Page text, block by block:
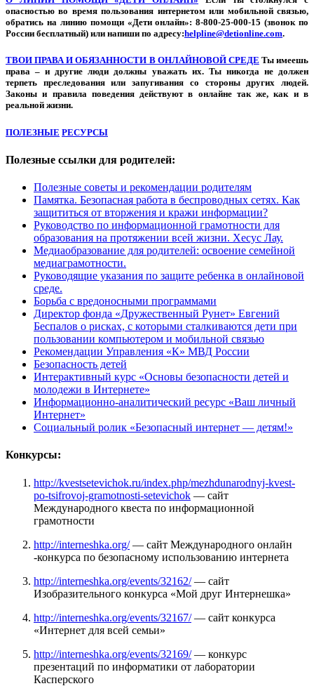
опасностью во время пользования интернетом или мобильной связью,
обратись на линию помощи «Дети онлайн»: 8-800-25-000-15 (звонок по
России бесплатный) или напиши по адресу:helpline@detionline.com.
ТВОИ ПРАВА И ОБЯЗАННОСТИ В ОНЛАЙНОВОЙ СРЕДЕ Ты имеешь
права – и другие люди должны уважать их. Ты никогда не должен
терпеть преследования или запугивания со стороны других людей.
Законы и правила поведения действуют в онлайне так же, как и в
реальной жизни.
ПОЛЕЗНЫЕ РЕСУРСЫ
Полезные ссылки для родителей:
Полезные советы и рекомендации родителям
Памятка. Безопасная работа в беспроводных сетях. Как
защититься от вторжения и кражи информации?
Руководство по информационной грамотности для
образования на протяжении всей жизни. Хесус Лау.
Медиаобразование для родителей: освоение семейной
медиаграмотности.
Руководящие указания по защите ребенка в онлайновой
среде.
Борьба с вредоносными программами
Директор фонда «Дружественный Рунет» Евгений
Беспалов о рисках, с которыми сталкиваются дети при
пользовании компьютером и мобильной связью
Рекомендации Управления «К» МВД России
Безопасность детей
Интерактивный курс «Основы безопасности детей и
молодежи в Интернете»
Информационно-аналитический ресурс «Ваш личный
Интернет»
Социальный ролик «Безопасный интернет — детям!»
Конкурсы:
http://kvestsetevichok.ru/index.php/mezhdunarodnyj-kvest-
po-tsifrovoj-gramotnosti-setevichok — сайт
Международного квеста по информационной
грамотности
http://interneshka.org/— сайт Международного онлайн
-конкурса по безопасному использованию интернета
http://interneshka.org/events/32162/— сайт
Изобразительного конкурса «Мой друг Интернешка»
http://interneshka.org/events/32167/— сайт конкурса
«Интернет для всей семьи»
http://interneshka.org/events/32169/— конкурс
презентаций по информатики от лаборатории
Касперского